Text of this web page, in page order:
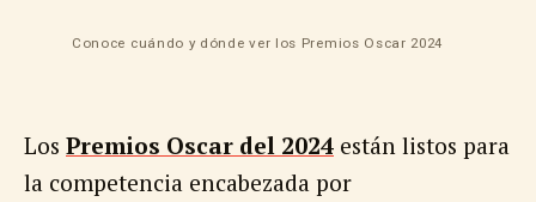
Conoce cuándo y dónde ver los Premios Oscar 2024
Los Premios Oscar del 2024 están listos para
la competencia encabezada por